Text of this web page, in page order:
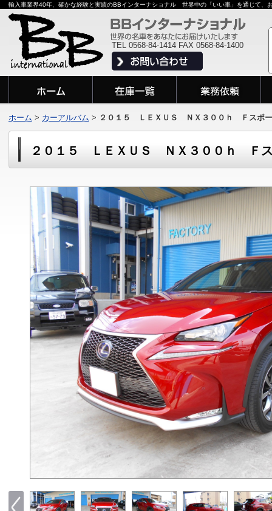
輸入車業界40年、確かな経験と実績のBBインターナショナル 世界中の「いい車」を通じて、
TEL 0568-84-1414 FAX 0568-84-1400
２０１５ ＬＥＸＵＳ ＮＸ３００ｈ Ｆ
ホーム > カーアルバム > ２０１５ ＬＥＸＵＳ ＮＸ３００ｈ Ｆスポ